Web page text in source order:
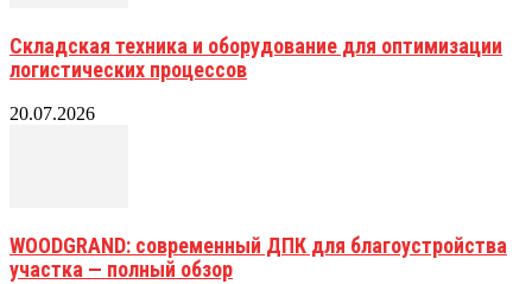
Складская техника и оборудование для оптимизации
логистических процессов
20.07.2026
WOODGRAND: современный ДПК для благоустройства
участка — полный обзор